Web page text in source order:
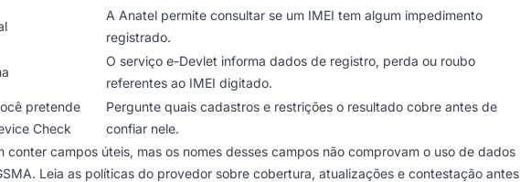
A Anatel permite consultar se um IMEI tem algum impedimento
registrado.
O serviço e-Devlet informa dados de registro, perda ou roubo
referentes ao IMEI digitado.
pretende
Check
Pergunte quais cadastros e restrições o resultado cobre antes de
confiar nele.
conter campos úteis, mas os nomes desses campos não comprovam o uso de dados
Leia as políticas do provedor sobre cobertura, atualizações e contestação antes